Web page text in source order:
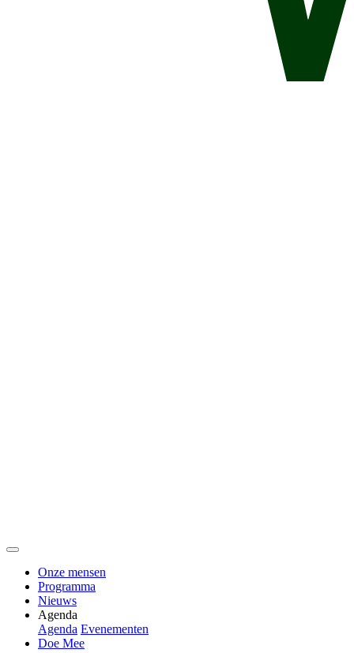
Onze mensen
Programma
Nieuws
Agenda
Agenda Evenementen
Doe Mee